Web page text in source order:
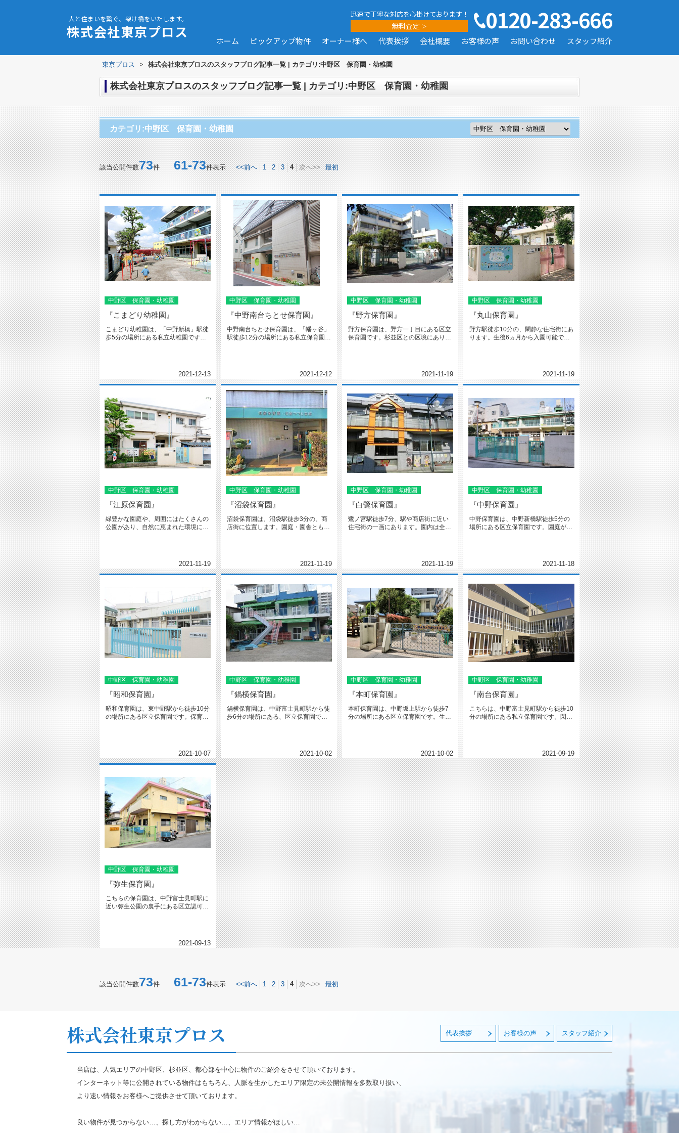
人と住まいを繋ぐ、架け橋をいたします。
株式会社東京プロス
迅速で丁寧な対応を心掛けております！
無料査定 0120-283-666
ホーム ピックアップ物件 オーナー様へ 代表挨拶 会社概要 お客様の声 お問い合わせ スタッフ紹介
東京プロス > 株式会社東京プロスのスタッフブログ記事一覧 | カテゴリ:中野区 保育園・幼稚園
株式会社東京プロスのスタッフブログ記事一覧 | カテゴリ:中野区 保育園・幼稚園
カテゴリ:中野区 保育園・幼稚園
該当公開件数73件61-73件表示 <<前へ 1 2 3 4 次へ>> 最初
中野区 保育園・幼稚園
『こまどり幼稚園』
こまどり幼稚園は、「中野新橋」駅徒
歩5分の場所にある私立幼稚園です。
2021-12-13
中野区 保育園・幼稚園
『中野南台ちとせ保育園』
中野南台ちとせ保育園は、「幡ヶ谷」
駅徒歩12分の場所にある私立保育園で
2021-12-12
中野区 保育園・幼稚園
『野方保育園』
野方保育園は、野方一丁目にある区立
保育園です。杉並区との区境にあり、
2021-11-19
中野区 保育園・幼稚園
『丸山保育園』
野方駅徒歩10分の、閑静な住宅街にあ
ります。生後6ヵ月から入園可能で、
2021-11-19
中野区 保育園・幼稚園
『江原保育園』
緑豊かな園庭や、周囲にはたくさんの
公園があり、自然に恵まれた環境にあ
2021-11-19
中野区 保育園・幼稚園
『沼袋保育園』
沼袋保育園は、沼袋駅徒歩3分の、商
店街に位置します。園庭・園舎ともに
2021-11-19
中野区 保育園・幼稚園
『白鷺保育園』
鷺ノ宮駅徒歩7分、駅や商店街に近い
住宅街の一画にあります。園内は全て
2021-11-19
中野区 保育園・幼稚園
『中野保育園』
中野保育園は、中野新橋駅徒歩5分の
場所にある区立保育園です。園庭が広
2021-11-18
中野区 保育園・幼稚園
『昭和保育園』
昭和保育園は、東中野駅から徒歩10分
の場所にある区立保育園です。保育園
2021-10-07
中野区 保育園・幼稚園
『鍋横保育園』
鍋横保育園は、中野富士見町駅から徒
歩6分の場所にある、区立保育園で
2021-10-02
中野区 保育園・幼稚園
『本町保育園』
本町保育園は、中野坂上駅から徒歩7
分の場所にある区立保育園です。生後
2021-10-02
中野区 保育園・幼稚園
『南台保育園』
こちらは、中野富士見町駅から徒歩10
分の場所にある私立保育園です。閑静
2021-09-19
中野区 保育園・幼稚園
『弥生保育園』
こちらの保育園は、中野富士見町駅に
近い弥生公園の裏手にある区立認可保
2021-09-13
該当公開件数73件 61-73件表示 <<前へ 1 2 3 4 次へ>> 最初
株式会社東京プロス 代表挨拶 お客様の声 スタッフ紹介
当店は、人気エリアの中野区、杉並区、都心部を中心に物件のご紹介をさせて頂いております。
インターネット等に公開されている物件はもちろん、人脈を生かしたエリア限定の未公開情報を多数取り扱い、
より速い情報をお客様へご提供させて頂いております。
良い物件が見つからない…、探し方がわからない…、エリア情報がほしい…